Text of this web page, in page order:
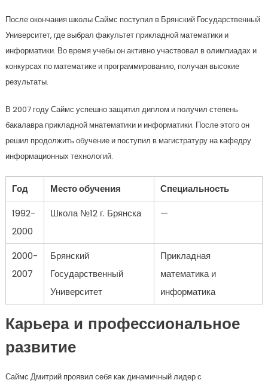
После окончания школы Саймс поступил в Брянский Государственный
Университет, где выбрал факультет прикладной математики и
информатики. Во время учебы он активно участвовал в олимпиадах и
конкурсах по математике и программированию, получая высокие
результаты.
В 2007 году Саймс успешно защитил диплом и получил степень
бакалавра прикладной мнатематики и информатики. После этого он
решил продолжить обучение и поступил в магистратуру на кафедру
информационных технологий.
Год Место обучения
Специальность
1992-
2000
Школа №12 г. Брянска —
2000-
2007
Брянский
Государственный
Университет
Прикладная
математика и
информатика
Карьера и профессиональное
развитие
Саймс Дмитрий проявил себя как динамичный лидер с